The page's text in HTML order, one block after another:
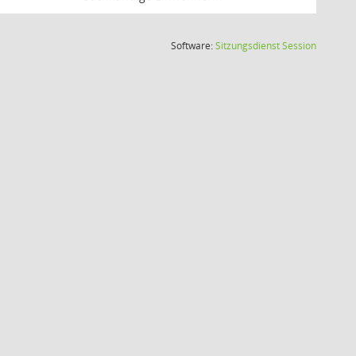
Software:SitzungsdienstSession(Wird in